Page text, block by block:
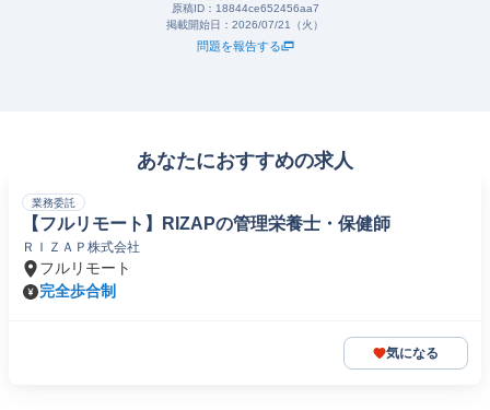
原稿ID： 18844ce652456aa7
掲載開始日： 2026/07/21（火）
問題を報告する
あなたにおすすめの求人
業務委託
【フルリモート】RIZAPの管理栄養士・保健師
ＲＩＺＡＰ株式会社
フルリモート
完全歩合制
気になる